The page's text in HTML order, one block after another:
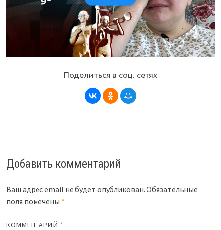
Поделиться в соц. сетях
Добавить комментарий
Ваш адрес email не будет опубликован. Обязательные
поля помечены *
КОММЕНТАРИЙ *